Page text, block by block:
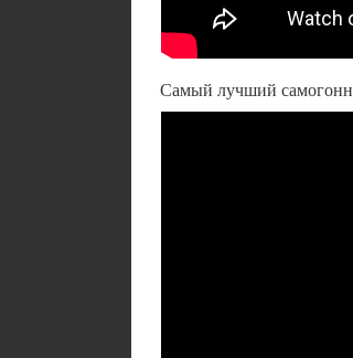
Самый лучший